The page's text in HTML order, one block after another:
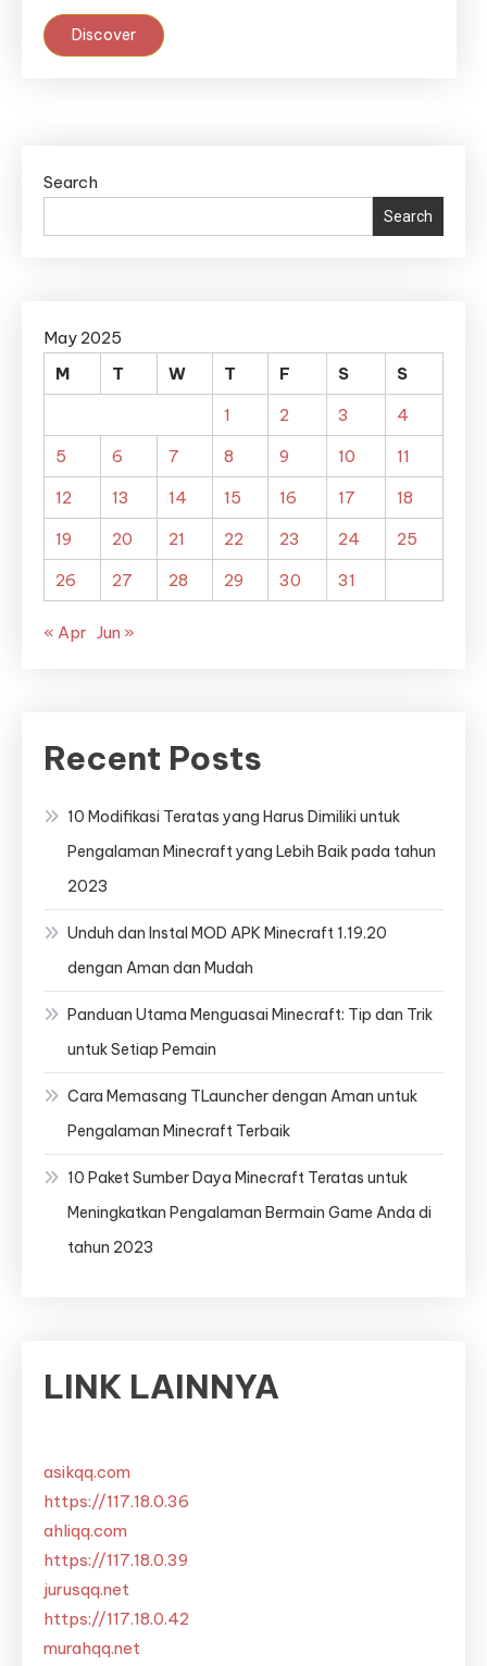
Discover
Search
Search
May 2025
M
T W T F S
S
1
2 3
4
5
6 7 8 9 10
11
12
13 14 15 16 17
18
19
20 21 22 23 24
25
26
27 28 29 30 31
« Apr Jun »
Recent Posts
10 Modifikasi Teratas yang Harus Dimiliki untuk
Pengalaman Minecraft yang Lebih Baik pada tahun
2023
Unduh dan Instal MOD APK Minecraft 1.19.20
dengan Aman dan Mudah
Panduan Utama Menguasai Minecraft: Tip dan Trik
untuk Setiap Pemain
Cara Memasang TLauncher dengan Aman untuk
Pengalaman Minecraft Terbaik
10 Paket Sumber Daya Minecraft Teratas untuk
Meningkatkan Pengalaman Bermain Game Anda di
tahun 2023
LINK LAINNYA
asikqq.com
https://117.18.0.36
ahliqq.com
https://117.18.0.39
jurusqq.net
https://117.18.0.42
murahqq.net